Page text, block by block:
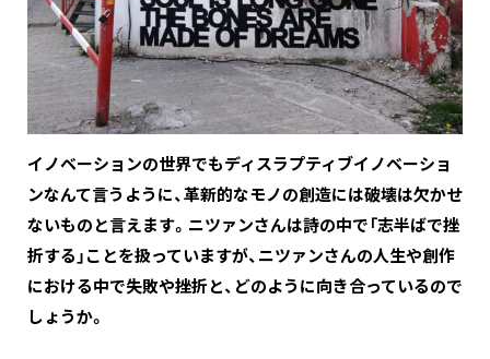
―――イノベーションの世界でもディスラプティブイノベーショ
ンなんて言うように、革新的なモノの創造には破壊は欠かせ
ないものと言えます。ニツァンさんは詩の中で「志半ばで挫
折する」ことを扱っていますが、ニツァンさんの人生や創作
における中で失敗や挫折と、どのように向き合っているので
しょうか。